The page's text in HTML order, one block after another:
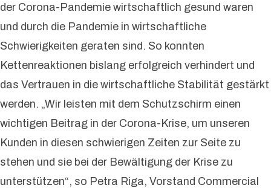
der Corona-Pandemie wirtschaftlich gesund waren
und durch die Pandemie in wirtschaftliche
Schwierigkeiten geraten sind. So konnten
Kettenreaktionen bislang erfolgreich verhindert und
das Vertrauen in die wirtschaftliche Stabilität gestärkt
werden. „Wir leisten mit dem Schutzschirm einen
wichtigen Beitrag in der Corona-Krise, um unseren
Kunden in diesen schwierigen Zeiten zur Seite zu
stehen und sie bei der Bewältigung der Krise zu
unterstützen“, so Petra Riga, Vorstand Commercial